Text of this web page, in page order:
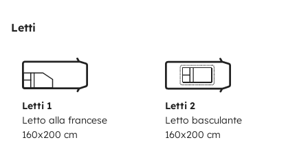
Letti
Letti 1
Letto alla francese
160x200 cm
Letti 2
Letto basculante
160x200 cm